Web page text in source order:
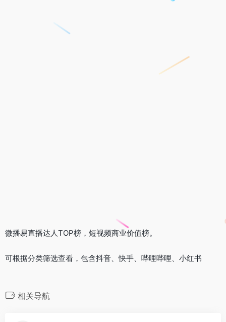
微播易直播达人TOP榜，短视频商业价值榜。
可根据分类筛选查看，包含抖音、快手、哔哩哔哩、小红书
相关导航